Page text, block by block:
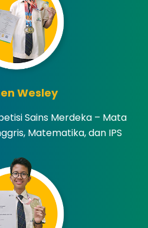
Wesley
Sains Merdeka – Mata
Matematika, dan IPS